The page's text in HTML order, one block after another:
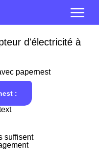
d'électricité à
papernest
:
suffisent